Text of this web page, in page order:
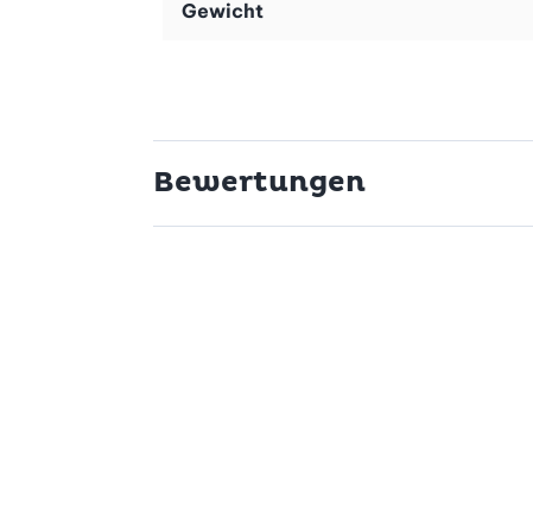
Gewicht
Bewertungen